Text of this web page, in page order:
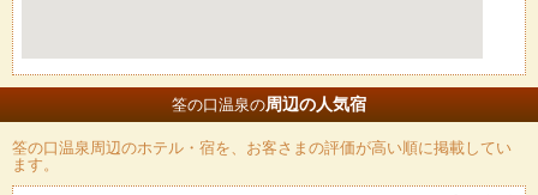
筌の口温泉の周辺の人気宿
筌の口温泉周辺のホテル・宿を、お客さまの評価が高い順に掲載してい
ます。